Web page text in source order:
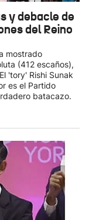
y debacle de
del Reino
mostrado
(412 escaños),
'tory' Rishi Sunak
es el Partido
batacazo.